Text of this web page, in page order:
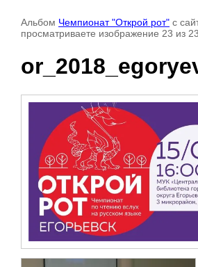
Альбом Чемпионат "Открой рот" с
просматриваете изображение 23 из 23